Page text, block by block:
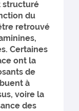
structuré
du
retrouvé
Certaines
ont la
de
à
voire la
des